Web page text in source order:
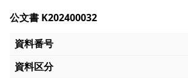
公文書 K202400032
資料番号
資料区分